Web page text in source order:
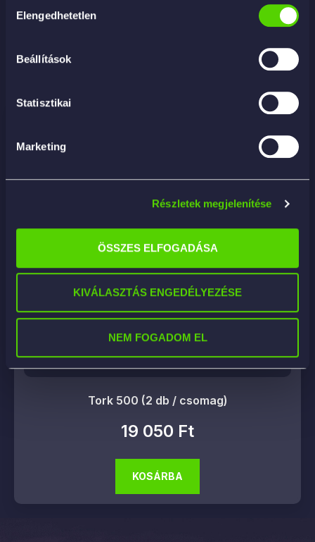
kiválasztása
Elengedhetetlen
Beállítások
Statisztikai
Marketing
Részletek megjelenítése
ÖSSZES ELFOGADÁSA
KIVÁLASZTÁS ENGEDÉLYEZÉSE
NEM FOGADOM EL
Tork 500 (2 db / csomag)
19 050 Ft
KOSÁRBA